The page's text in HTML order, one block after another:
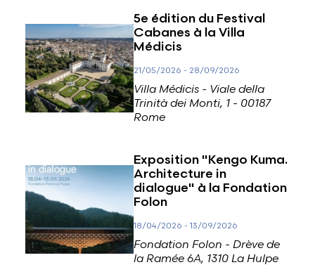
5e édition du Festival
Cabanes à la Villa
Médicis
21/05/2026 - 28/09/2026
Villa Médicis - Viale della
Trinità dei Monti, 1 - 00187
Rome
Exposition "Kengo Kuma.
Architecture in
dialogue" à la Fondation
Folon
18/04/2026 -13/09/2026
Fondation Folon - Drève de
la Ramée 6A, 1310 La Hulpe